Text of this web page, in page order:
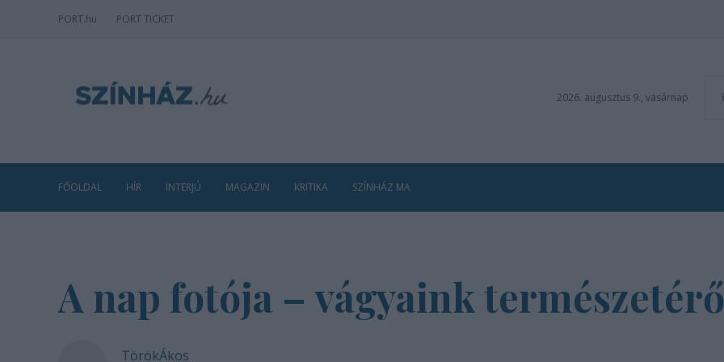
PORT.hu PORT TICKET
2026. augusztus 9., vasárnap
FŐOLDAL HÍR INTERJÚ MAGAZIN KRITIKA SZÍNHÁZ MA
A nap fotója – vágyaink
TörökÁkos